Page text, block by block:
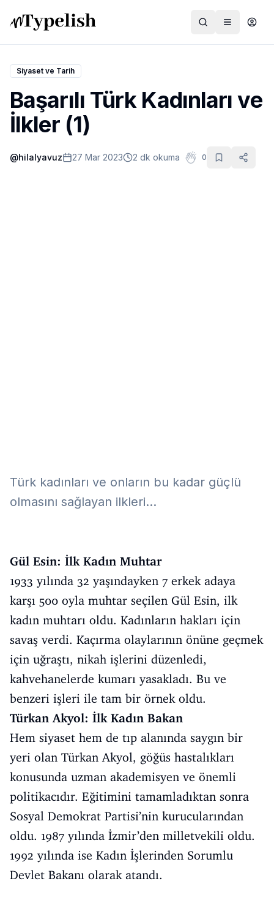
Dünya
Film ve Dizi
Kültür ve Sanat
Siyaset ve Tarih
Başarılı Türk Kadınları ve
İlkler (1)
@hilalyavuz 27 Mar 2023 2 dk okuma 0
Türk kadınları ve onların bu kadar güçlü
olmasını sağlayan ilkleri...
Gül Esin: İlk Kadın Muhtar
1933 yılında 32 yaşındayken 7 erkek adaya
karşı 500 oyla muhtar seçilen Gül Esin, ilk
kadın muhtarı oldu. Kadınların hakları için
savaş verdi. Kaçırma olaylarının önüne geçmek
için uğraştı, nikah işlerini düzenledi,
kahvehanelerde kumarı yasakladı. Bu ve
benzeri işleri ile tam bir örnek oldu.
Türkan Akyol: İlk Kadın Bakan
Hem siyaset hem de tıp alanında saygın bir
yeri olan Türkan Akyol, göğüs hastalıkları
konusunda uzman akademisyen ve önemli
politikacıdır. Eğitimini tamamladıktan sonra
Sosyal Demokrat Partisi’nin kurucularından
oldu. 1987 yılında İzmir’den milletvekili oldu.
1992 yılında ise Kadın İşlerinden Sorumlu
Devlet Bakanı olarak atandı.